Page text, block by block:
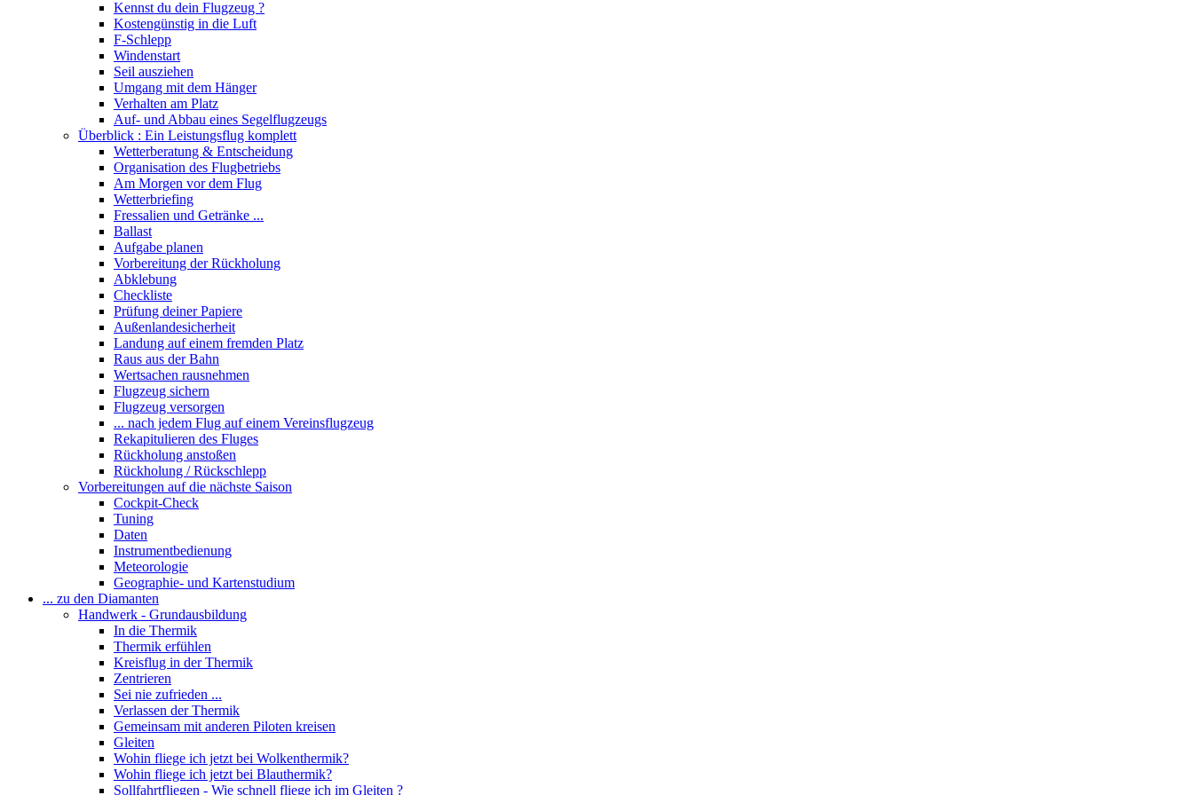
Kennst du dein Flugzeug ?
Kostengünstig in die Luft
F-Schlepp
Windenstart
Seil ausziehen
Umgang mit dem Hänger
Verhalten am Platz
Auf- und Abbau eines Segelflugzeugs
Überblick : Ein Leistungsflug komplett
Wetterberatung & Entscheidung
Organisation des Flugbetriebs
Am Morgen vor dem Flug
Wetterbriefing
Fressalien und Getränke ...
Ballast
Aufgabe planen
Vorbereitung der Rückholung
Abklebung
Checkliste
Prüfung deiner Papiere
Außenlandesicherheit
Landung auf einem fremden Platz
Raus aus der Bahn
Wertsachen rausnehmen
Flugzeug sichern
Flugzeug versorgen
... nach jedem Flug auf einem Vereinsflugzeug
Rekapitulieren des Fluges
Rückholung anstoßen
Rückholung / Rückschlepp
Vorbereitungen auf die nächste Saison
Cockpit-Check
Tuning
Daten
Instrumentbedienung
Meteorologie
Geographie- und Kartenstudium
... zu den Diamanten
Handwerk - Grundausbildung
In die Thermik
Thermik erfühlen
Kreisflug in der Thermik
Zentrieren
Sei nie zufrieden ...
Verlassen der Thermik
Gemeinsam mit anderen Piloten kreisen
Gleiten
Wohin fliege ich jetzt bei Wolkenthermik?
Wohin fliege ich jetzt bei Blauthermik?
Sollfahrtfliegen - Wie schnell fliege ich im Gleiten ?